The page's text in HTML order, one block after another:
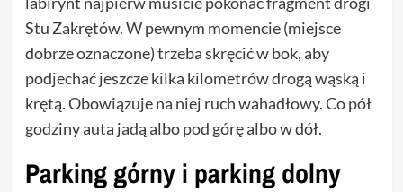
Stu Zakrętów. W pewnym momencie (miejsce
dobrze oznaczone) trzeba skręcić w bok, aby
podjechać jeszcze kilka kilometrów drogą wąską i
krętą. Obowiązuje na niej ruch wahadłowy. Co pół
godziny auta jadą albo pod górę albo w dół.
Parking górny i parking dolny